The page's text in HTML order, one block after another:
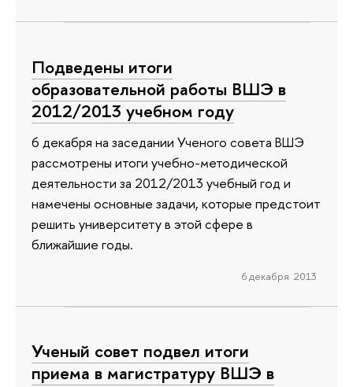
Подведены итоги
образовательной работы ВШЭ в
2012/2013 учебном году
6 декабря на заседании Ученого совета ВШЭ
рассмотрены итоги учебно-методической
деятельности за 2012/2013 учебный год и
намечены основные задачи, которые предстоит
решить университету в этой сфере в
ближайшие годы.
6 декабря 2013
Ученый совет подвел итоги
приема в магистратуру ВШЭ в